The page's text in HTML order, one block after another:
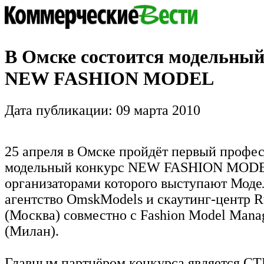
В Омске состоится
NEW FASHION MODEL
Дата публикации: 09 марта 2010
25 апреля в Омске пройдёт первый
модельный конкурс NEW FASHION
организаторами которого выступают
агентство OmskModels и скаутинг-центр
(Москва) совместно с Fashion Model
(Милан).